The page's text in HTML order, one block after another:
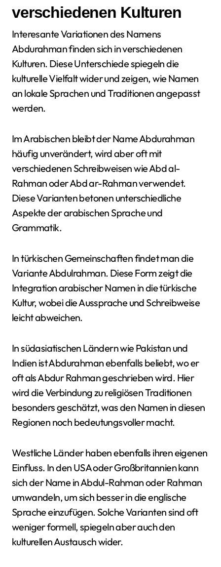
verschiedenen Kulturen
Interesante Variationen des Namens
Abdurahman finden sich in verschiedenen
Kulturen. Diese Unterschiede spiegeln die
kulturelle Vielfalt wider und zeigen, wie Namen
an lokale Sprachen und Traditionen angepasst
werden.
Im Arabischen bleibt der Name Abdurahman
häufig unverändert, wird aber oft mit
verschiedenen Schreibweisen wie Abd al-
Rahman oder Abd ar-Rahman verwendet.
Diese Varianten betonen unterschiedliche
Aspekte der arabischen Sprache und
Grammatik.
In türkischen Gemeinschaften findet man die
Variante Abdulrahman. Diese Form zeigt die
Integration arabischer Namen in die türkische
Kultur, wobei die Aussprache und Schreibweise
leicht abweichen.
In südasiatischen Ländern wie Pakistan und
Indien ist Abdurahman ebenfalls beliebt, wo er
oft als Abdur Rahman geschrieben wird. Hier
wird die Verbindung zu religiösen Traditionen
besonders geschätzt, was den Namen in diesen
Regionen noch bedeutungsvoller macht.
Westliche Länder haben ebenfalls ihren eigenen
Einfluss. In den USA oder Großbritannien kann
sich der Name in Abdul-Rahman oder Rahman
umwandeln, um sich besser in die englische
Sprache einzufügen. Solche Varianten sind oft
weniger formell, spiegeln aber auch den
kulturellen Austausch wider.